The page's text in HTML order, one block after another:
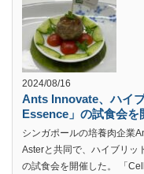
2024/08/16
Ants Innovate、ハイ
Essence」の試食会を
シンガポールの培養肉企業
Asterと共同で、ハイブリッ
の試食会を開催した。 「